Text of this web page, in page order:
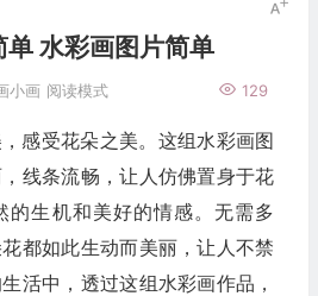
水彩画图片简单
小画 129
阅读模式
感受花朵之美。这组水彩画图
线条流畅，让人仿佛置身于花
的生机和美好的情感。无需多
都如此生动而美丽，让人不禁
活中，透过这组水彩画作品，